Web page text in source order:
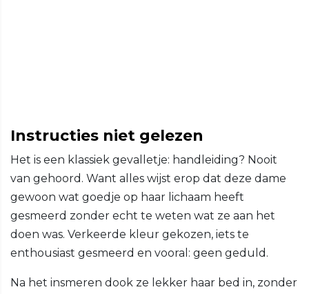
Instructies niet gelezen
Het is een klassiek gevalletje: handleiding? Nooit
van gehoord. Want alles wijst erop dat deze dame
gewoon wat goedje op haar lichaam heeft
gesmeerd zonder echt te weten wat ze aan het
doen was. Verkeerde kleur gekozen, iets te
enthousiast gesmeerd en vooral: geen geduld.
Na het insmeren dook ze lekker haar bed in, zonder